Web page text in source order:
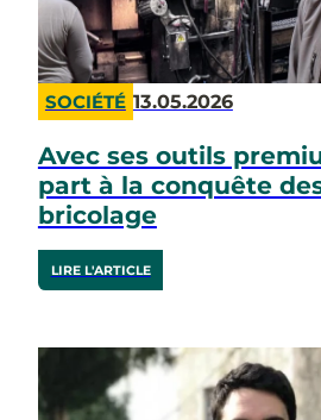
SOCIÉTÉ 13.05.2026
Avec ses outils
part à la conquête
bricolage
LIRE L'ARTICLE